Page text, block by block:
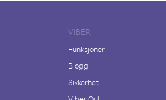
VIBER
Funksjoner
Blogg
Sikkerhet